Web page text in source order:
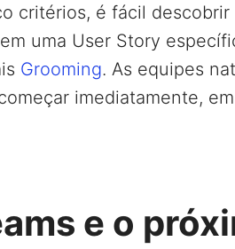
critérios, é fácil
uma User Story
Grooming. As equipes
imediatamente,
e o